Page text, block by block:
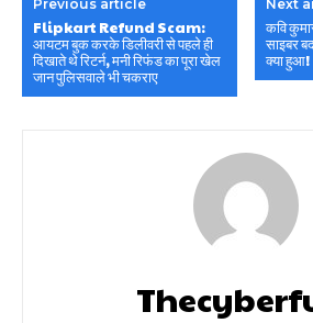
Previous article
Flipkart Refund Scam:
आयटम बुक करके डिलीवरी से पहले ही
दिखाते थे रिटर्न, मनी रिफंड का पूरा खेल
जान पुलिसवाले भी चकराए
Next
कवि
साइबर
क्या हुआ!